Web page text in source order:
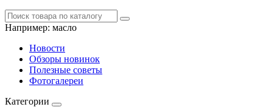
Например: масло
Новости
Обзоры новинок
Полезные советы
Фотогалереи
Категории